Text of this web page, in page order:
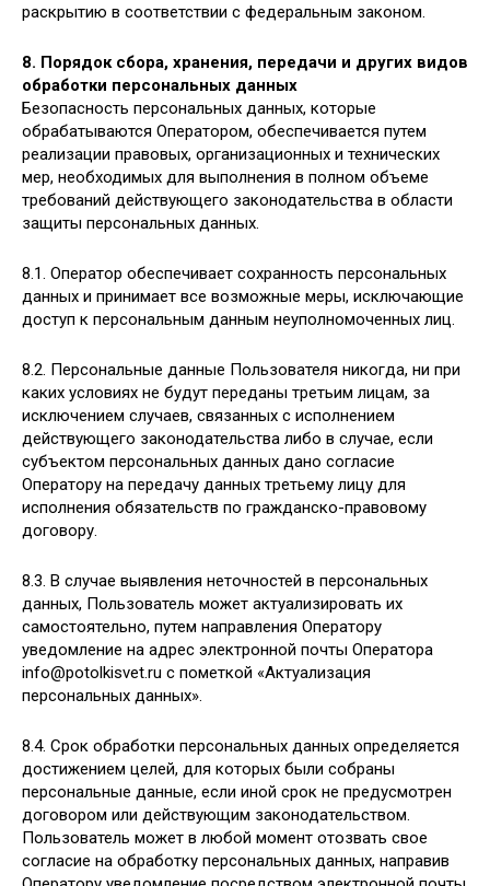
раскрытию в соответствии с федеральным законом.
8. Порядок сбора, хранения, передачи и других видов
обработки персональных данных
Безопасность персональных данных, которые
обрабатываются Оператором, обеспечивается путем
реализации правовых, организационных и технических
мер, необходимых для выполнения в полном объеме
требований действующего законодательства в области
защиты персональных данных.
8.1. Оператор обеспечивает сохранность персональных
данных и принимает все возможные меры, исключающие
доступ к персональным данным неуполномоченных лиц.
8.2. Персональные данные Пользователя никогда, ни при
каких условиях не будут переданы третьим лицам, за
исключением случаев, связанных с исполнением
действующего законодательства либо в случае, если
субъектом персональных данных дано согласие
Оператору на передачу данных третьему лицу для
исполнения обязательств по гражданско-правовому
договору.
8.3. В случае выявления неточностей в персональных
данных, Пользователь может актуализировать их
самостоятельно, путем направления Оператору
уведомление на адрес электронной почты Оператора
info@potolkisvet.ru с пометкой «Актуализация
персональных данных».
8.4. Срок обработки персональных данных определяется
достижением целей, для которых были собраны
персональные данные, если иной срок не предусмотрен
договором или действующим законодательством.
Пользователь может в любой момент отозвать свое
согласие на обработку персональных данных, направив